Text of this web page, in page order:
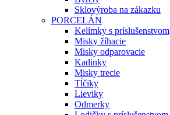
Sklovýroba na zákazku
PORCELÁN
Kelímky s príslušenstvom
Misky žíhacie
Misky odparovacie
Kadinky
Misky trecie
Tĺčiky
Lieviky
Odmerky